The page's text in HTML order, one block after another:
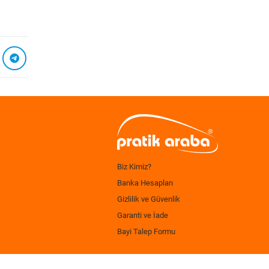
Biz Kimiz?
Banka Hesapları
Gizlilik ve Güvenlik
Garanti ve İade
Bayi Talep Formu